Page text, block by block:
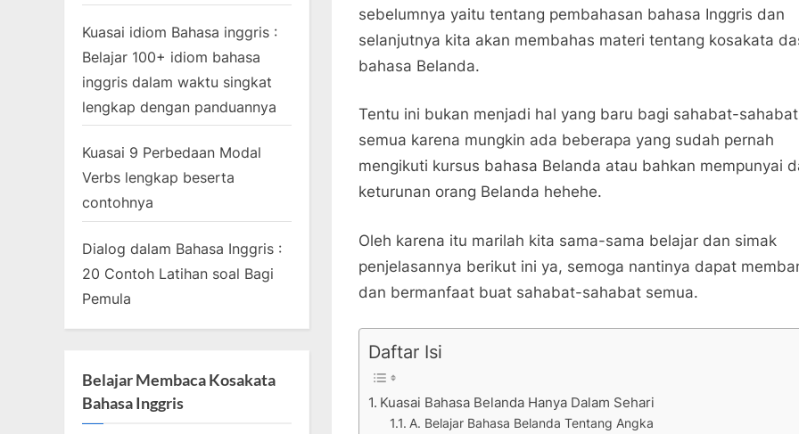
sebelumnya yaitu tentang pembahasan bahasa Inggris dan
selanjutnya kita akan membahas materi tentang kosakata
bahasa Belanda.
Tentu ini bukan menjadi hal yang baru bagi sahabat-sahabat
semua karena mungkin ada beberapa yang sudah pernah
mengikuti kursus bahasa Belanda atau bahkan mempunyai
keturunan orang Belanda hehehe.
Oleh karena itu marilah kita sama-sama belajar dan simak
penjelasannya berikut ini ya, semoga nantinya dapat
dan bermanfaat buat sahabat-sahabat semua.
Daftar Isi
Kuasai Bahasa Belanda Hanya Dalam Sehari
A. Belajar Bahasa Belanda Tentang Angka
Kuasai idiom Bahasa inggris :
Belajar 100+ idiom bahasa
inggris dalam waktu singkat
lengkap dengan panduannya
Kuasai 9 Perbedaan Modal
Verbs lengkap beserta
contohnya
Dialog dalam Bahasa Inggris :
20 Contoh Latihan soal Bagi
Pemula
Belajar Membaca Kosakata
Bahasa Inggris